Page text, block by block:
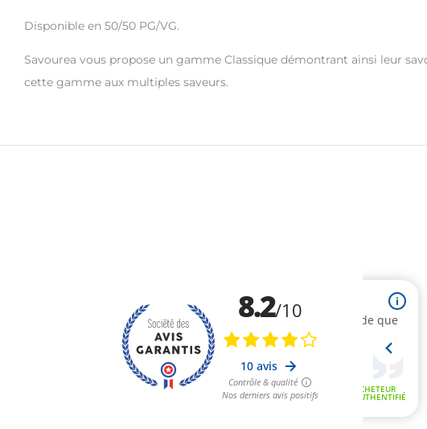
Disponible en 50/50 PG/VG.
Savourea vous propose un gamme Classique démontrant ainsi leur
cette gamme aux multiples saveurs.